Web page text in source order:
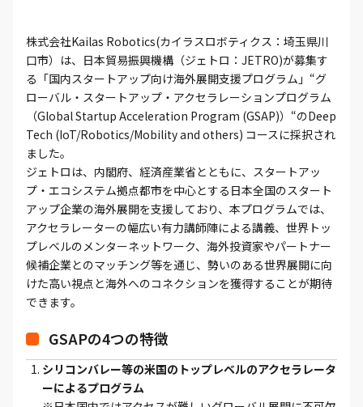
株式会社Kailas Robotics(カイラスロボティクス：埼玉県川
口市）は、日本貿易振興機構（ジェトロ：JETRO)が募集す
る「国内スタートアップ向け海外展開支援プログラム」“グ
ローバル・スタートアップ・アクセラレーションプログラム
（Global Startup Acceleration Program (GSAP)）“のDeep
Tech (IoT/Robotics/Mobility and others) コースに採択され
ました。
ジェトロは、内閣府、経済産業省とともに、スタートアッ
プ・エコシステム拠点都市を中心とする日本全国のスタート
アップ企業の海外展開を支援しており、本プログラムでは、
アクセラレーターの幅広い有力講師陣による講義、世界トッ
プレベルのメンターネットワーク、海外投資家やパートナー
候補企業とのマッチング等を通じ、勢いのある世界展開に向
けた高い視点と海外へのコネクションを獲得することが期待
できます。
GSAPの4つの特徴
シリコンバレー等の米国のトップレベルのアクセラレータ
ーによるプログラム